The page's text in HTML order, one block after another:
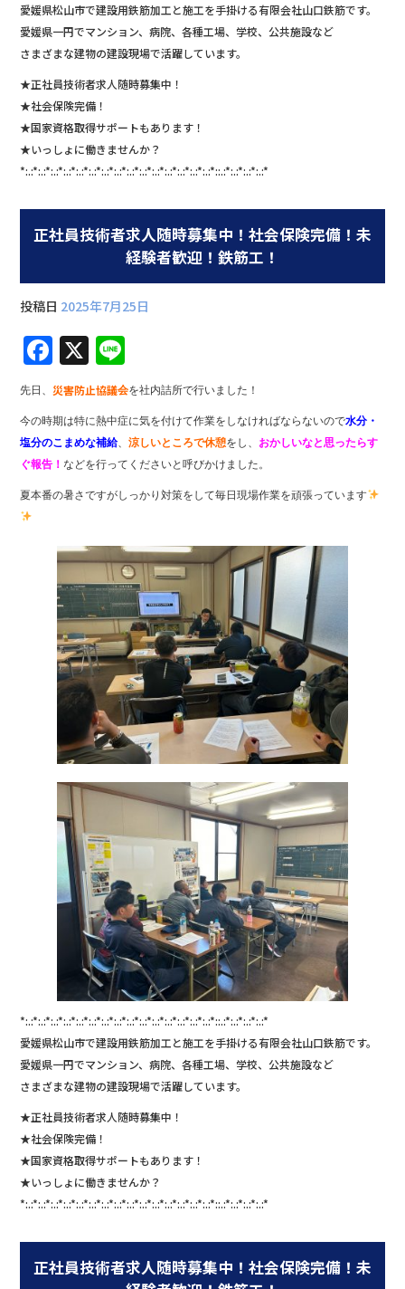
愛媛県松山市で建設用鉄筋加工と施工を手掛ける有限会社山口鉄筋です。
愛媛県一円でマンション、病院、各種工場、学校、公共施設など
さまざまな建物の建設現場で活躍しています。
★正社員技術者求人随時募集中！
★社会保険完備！
★国家資格取得サポートもあります！
★いっしょに働きませんか？
*:.:*:.:*:.:*:.:*:.:*:.:*:.:*:.:*:.:*:.:*:.:*:.:*:.:*:.:*:.:*::.:*:.:*:.:*:.:*
正社員技術者求人随時募集中！社会保険完備！未
経験者歓迎！鉄筋工！
投稿日 2025年7月25日
F
a
c
e
b
o
k
X
n
e
先日、 災害防止協議会を社内詰所で行いました！
今の時期は特に熱中症に気を付けて作業をしなければならないので水分・
塩分のこまめな補給、涼しいところで休憩をし、 おかしいなと思ったらす
ぐ報告！などを行ってくださいと呼びかけました。
夏本番の暑さですがしっかり対策をして毎日現場作業を頑張っています
*:.:*:.:*:.:*:.:*:.:*:.:*:.:*:.:*:.:*:.:*:.:*:.:*:.:*:.:*:.:*::.:*:.:*:.:*:.:*
愛媛県松山市で建設用鉄筋加工と施工を手掛ける有限会社山口鉄筋です。
愛媛県一円でマンション、病院、各種工場、学校、公共施設など
さまざまな建物の建設現場で活躍しています。
★正社員技術者求人随時募集中！
★社会保険完備！
★国家資格取得サポートもあります！
★いっしょに働きませんか？
*:.:*:.:*:.:*:.:*:.:*:.:*:.:*:.:*:.:*:.:*:.:*:.:*:.:*:.:*:.:*::.:*:.:*:.:*:.:*
正社員技術者求人随時募集中！社会保険完備！未